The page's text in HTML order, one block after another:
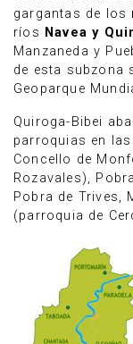
gargantas de los
ríos Navea y
Manzaneda y
de esta subzona
Geoparque
Quiroga-Bibei
parroquias en
Concello de
Rozavales),
Pobra de Trives,
(parroquia de